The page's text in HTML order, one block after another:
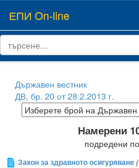
ЕПИ On-line
Държавен вестник
ДВ, бр. 20 от 28.2.2013 г.
Намерени
подредени
Закон за здравното осигуряване